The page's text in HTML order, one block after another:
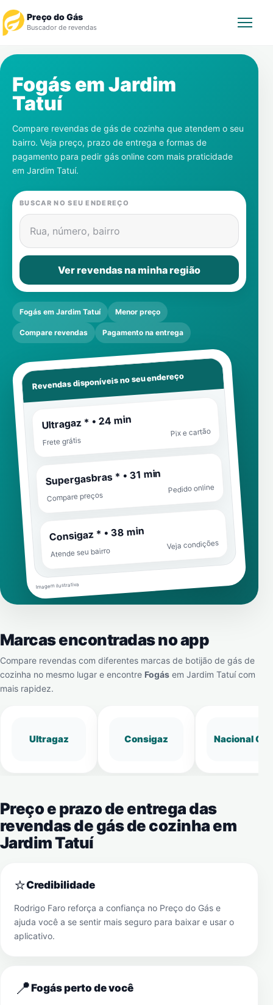
Preço do Gás
Buscador de revendas
Revendedor
Notícias
Cadastre-se
Gás
Contatos
Fogás emJardim
Tatuí
Compare revendas de gás de cozinha que atendem o seu
bairro. Veja preço, prazo de entrega e formas de
pagamento para pedir gás online com mais praticidade
em Jardim Tatuí.
BUSCAR NO SEU ENDEREÇO
Rua, número, bairro
Ver revendas na minha região
Fogás em Jardim Tatuí Menor preço
Compare revendas Pagamento na entrega
Revendas disponíveis no seu endereço
Ultragaz * • 24 min
Frete grátis
Pix e cartão
Supergasbras * • 31 min
Compare preços
Pedido online
Consigaz * • 38 min
Atende seu bairro
Veja condições
Imagem ilustrativa
Marcas encontradas no app
Compare revendas com diferentes marcas de botijão de gás de
cozinha no mesmo lugar e encontre Fogás em Jardim Tatuícom
mais rapidez.
Ultragaz Consigaz Nacional Gás
Preço e prazo de entrega das
revendas de gás de cozinha em
Jardim Tatuí
⭐Credibilidade
Rodrigo Faro reforça a confiança no Preço do Gás e
ajuda você a se sentir mais seguro para baixar e usar o
aplicativo.
📍Fogás perto de você